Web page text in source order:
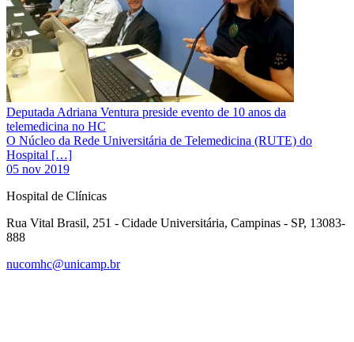
Deputada Adriana Ventura preside evento de 10 anos da
telemedicina no HC
O Núcleo da Rede Universitária de Telemedicina (RUTE) do
Hospital […]
05 nov 2019
Hospital de Clínicas
Rua Vital Brasil, 251 - Cidade Universitária, Campinas - SP, 13083-
888
nucomhc@unicamp.br